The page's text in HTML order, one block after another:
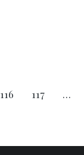
116 117
…